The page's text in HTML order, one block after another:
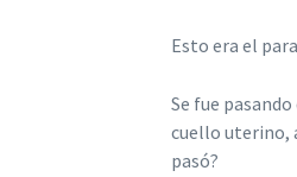
Esto era el
Se fue
cuello uterino,
pasó?